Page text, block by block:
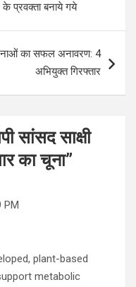
प्रवक्ता बनाये गये
का सफल अनावरण: 4
अभियुक्त गिरफ्तार
सांसद साक्षी
का चूना”
PM
plant-based
metabolic